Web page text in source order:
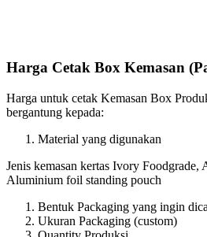
Harga Cetak Box Kemasan
Harga untuk cetak Kemasan Box
bergantung kepada:
Material yang digunakan
Jenis kemasan kertas Ivory
Aluminium foil standing pouch
Bentuk Packaging yang ingin
Ukuran Packaging (custom)